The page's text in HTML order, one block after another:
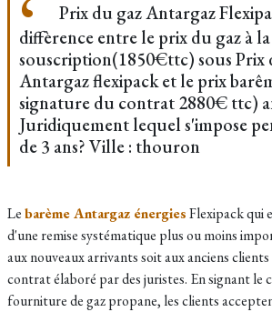
Prix du gaz Antargaz
diffèrence entre le prix du gaz à la
souscription(1850€ttc) sous Prix
Antargaz flexipack et le prix
signature du contrat 2880€ ttc)
Juridiquement lequel s'impose
de 3 ans? Ville : thouron
Lebarème Antargaz énergiesFlexipack qui
d'une remise systématique plus ou moins
aux nouveaux arrivantssoit aux anciens clients
contrat élaboré par des juristes. En signant le
fourniture de gaz propane, les clients